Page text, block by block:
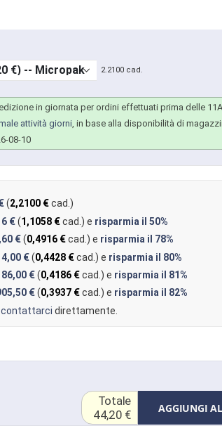
2.2100 cad.
in giornata per ordini effettuati prima delle
attività giorni, in base alla disponibilità di
08-10
(2,2100 €cad.)
€(1,1058 €cad.) e risparmia il 50%
€(0,4916 €cad.) e risparmia il 78%
€(0,4428 €cad.) e risparmia il 80%
€(0,4186 €cad.) e risparmia il 81%
€(0,3937 €cad.) e risparmia il 82%
contattarci direttamente.
AGGIUNGI
Totale
44,20 €